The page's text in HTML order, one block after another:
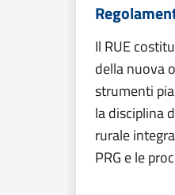
Il RUE
della nuova
strumenti
la disciplina
rurale
PRG e le